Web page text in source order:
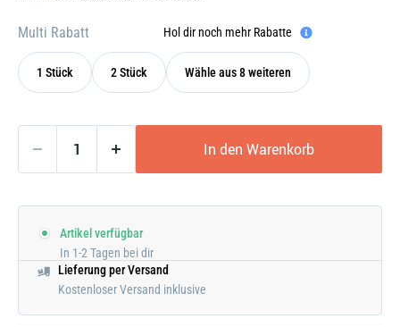
Multi Rabatt Hol dir noch mehr Rabatte
1 Stück 2 Stück Wähle aus 8 weiteren
In den Warenkorb
Artikel verfügbar
In 1-2 Tagen bei dir
Lieferung per Versand
Kostenloser Versand inklusive